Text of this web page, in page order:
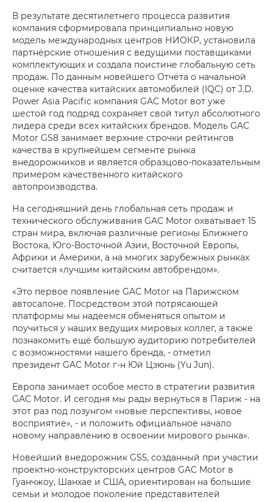
В результате десятилетнего процесса развития
компания сформировала принципиально новую
модель международных центров НИОКР, установила
партнёрские отношения с ведущими поставщиками
комплектующих и создала поистине глобальную сеть
продаж. По данным новейшего Отчёта о начальной
оценке качества китайских автомобилей (IQC) от J.D.
Power Asia Pacific компания GAC Motor вот уже
шестой год подряд сохраняет свой титул абсолютного
лидера среди всех китайских брендов. Модель GAC
Motor GS8 занимает верхние строчки рейтингов
качества в крупнейшем сегменте рынка
внедорожников и является образцово-показательным
примером качественного китайского
автопроизводства.
На сегодняшний день глобальная сеть продаж и
технического обслуживания GAC Motor охватывает 15
стран мира, включая различные регионы Ближнего
Востока, Юго-Восточной Азии, Восточной Европы,
Африки и Америки, а на многих зарубежных рынках
считается «лучшим китайским автобрендом».
«Это первое появление GAC Motor на Парижском
автосалоне. Посредством этой потрясающей
платформы мы надеемся обменяться опытом и
поучиться у наших ведущих мировых коллег, а также
познакомить ещё большую аудиторию потребителей
с возможностями нашего бренда, - отметил
президент GAC Motor г-н Юй Цзюнь (Yu Jun).
Европа занимает особое место в стратегии развития
GAC Motor. И сегодня мы рады вернуться в Париж - на
этот раз под лозунгом «новые перспективы, новое
восприятие», - и положить официальное начало
новому направлению в освоении мирового рынка».
Новейший внедорожник GS5, созданный при участии
проектно-конструкторских центров GAC Motor в
Гуанчжоу, Шанхае и США, ориентирован на большие
семьи и молодое поколение представителей